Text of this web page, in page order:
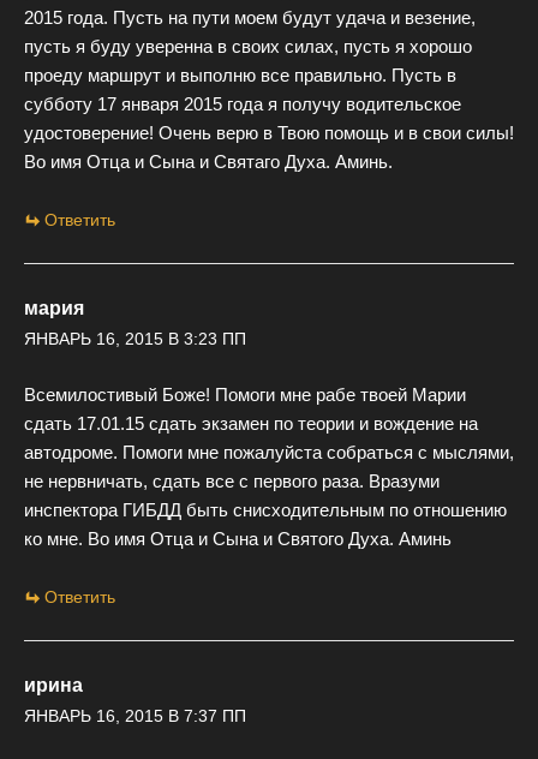
2015 года. Пусть на пути моем будут удача и везение,
пусть я буду уверенна в своих силах, пусть я хорошо
проеду маршрут и выполню все правильно. Пусть в
субботу 17 января 2015 года я получу водительское
удостоверение! Очень верю в Твою помощь и в свои силы!
Во имя Отца и Сына и Святаго Духа. Аминь.
Ответить
мария
ЯНВАРЬ 16, 2015 В 3:23 ПП
Всемилостивый Боже! Помоги мне рабе твоей Марии
сдать 17.01.15 сдать экзамен по теории и вождение на
автодроме. Помоги мне пожалуйста собраться с мыслями,
не нервничать, сдать все с первого раза. Вразуми
инспектора ГИБДД быть снисходительным по отношению
ко мне. Во имя Отца и Сына и Святого Духа. Аминь
Ответить
ирина
ЯНВАРЬ 16, 2015 В 7:37 ПП